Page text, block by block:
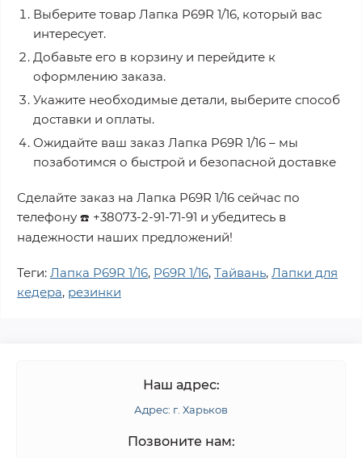
Выберите товар Лапка P69R 1/16, который вас
интересует.
Добавьте его в корзину и перейдите к
оформлению заказа.
Укажите необходимые детали, выберите способ
доставки и оплаты.
Ожидайте ваш заказ Лапка P69R 1/16 – мы
позаботимся о быстрой и безопасной доставке
Сделайте заказ на Лапка P69R 1/16 сейчас по
телефону ☎️ +38073-2-91-71-91 и убедитесь в
надежности наших предложений!
Теги: Лапка P69R 1/16, P69R 1/16, Тайвань, Лапки для
кедера, резинки
Наш адрес:
Адрес: г. Харьков
Позвоните нам: